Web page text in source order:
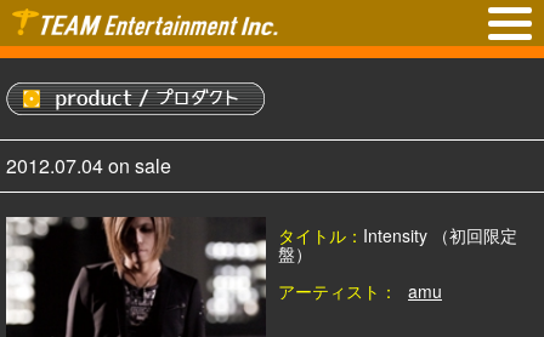
2012.07.04 on sale
タイトル： Intensity （初回限定
盤）
アーティスト：
amu